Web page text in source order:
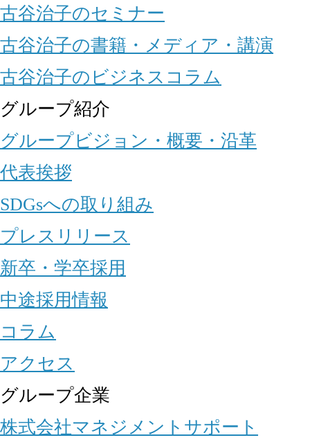
古谷治子のセミナー
古谷治子の書籍・メディア・講演
古谷治子のビジネスコラム
グループ紹介
グループビジョン・概要・沿革
代表挨拶
SDGsへの取り組み
プレスリリース
新卒・学卒採用
中途採用情報
コラム
アクセス
グループ企業
株式会社マネジメントサポート